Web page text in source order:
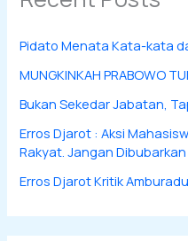
Pidato Menata Kata-kata
MUNGKINKAH PRABOWO
Bukan Sekedar Jabatan,
Erros Djarot : Aksi
Rakyat. Jangan Dibubarkan
Erros Djarot Kritik